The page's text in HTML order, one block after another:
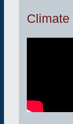
Climate